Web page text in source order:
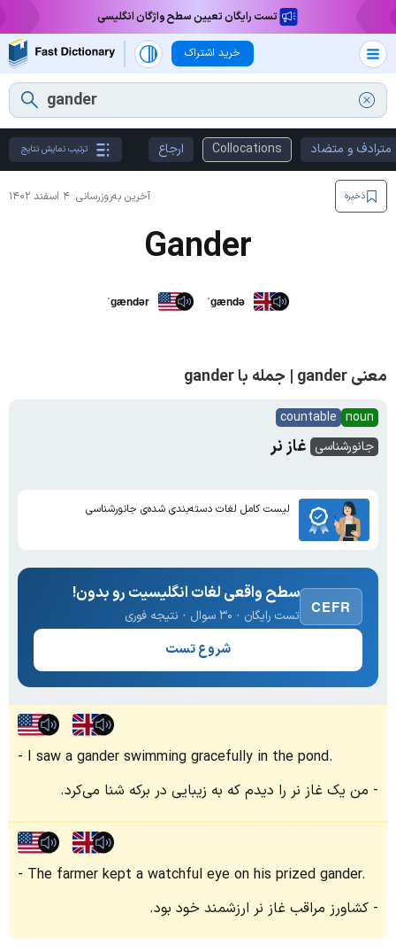
تست رایگان تعیین سطح واژگان انگلیسی
خرید اشتراک
مترادف و متضاد Collocations ارجاع ترتیب نمایش نتایج
آخرین به‌روزرسانی: ۴ اسفند ۱۴۰۲ ذخیره
Gander
ˈɡændər ˈɡændə
معنی gander | جمله با gander
noun
countable
جانورشناسی غاز نر
لیست کامل لغات دسته‌بندی شده‌ی جانورشناسی
CEFR
سطح واقعی لغات انگلیسیت رو بدون!
تست رایگان · ۳۰ سوال · نتیجه فوری
شروع تست
I saw a gander swimming gracefully in the pond.
من یک غاز نر را دیدم که به زیبایی در برکه شنا می‌کرد.
The farmer kept a watchful eye on his prized gander.
کشاورز مراقب غاز نر ارزشمند خود بود.